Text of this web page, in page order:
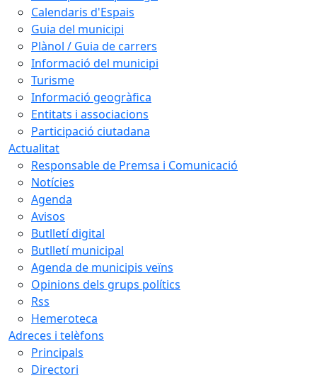
Calendaris d'Espais
Guia del municipi
Plànol / Guia de carrers
Informació del municipi
Turisme
Informació geogràfica
Entitats i associacions
Participació ciutadana
Actualitat
Responsable de Premsa i Comunicació
Notícies
Agenda
Avisos
Butlletí digital
Butlletí municipal
Agenda de municipis veïns
Opinions dels grups polítics
Rss
Hemeroteca
Adreces i telèfons
Principals
Directori